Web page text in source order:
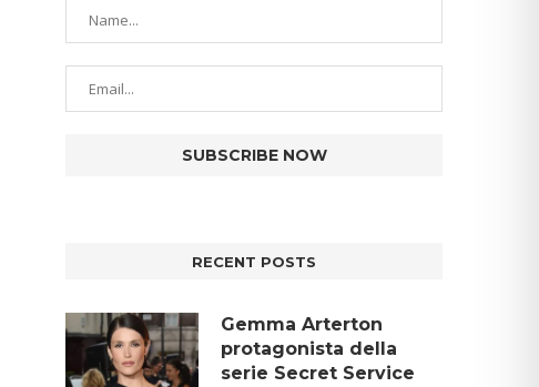
RECENT POSTS
Gemma Arterton
protagonista della
serie Secret Service